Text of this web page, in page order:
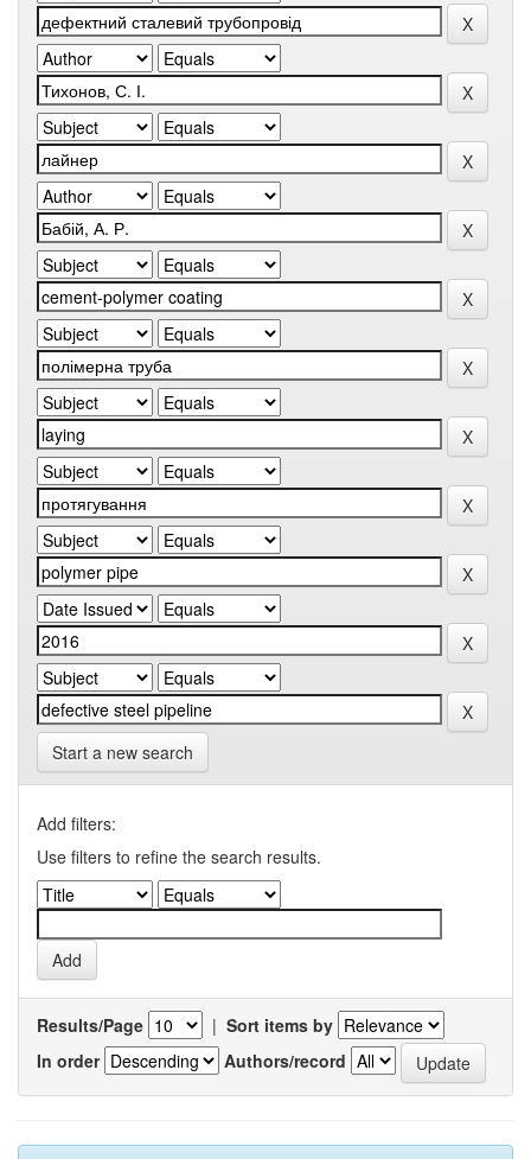
Start a new search
Add filters:
Use filters to refine the search results.
Results/Page | Sort items by
In order
Authors/record